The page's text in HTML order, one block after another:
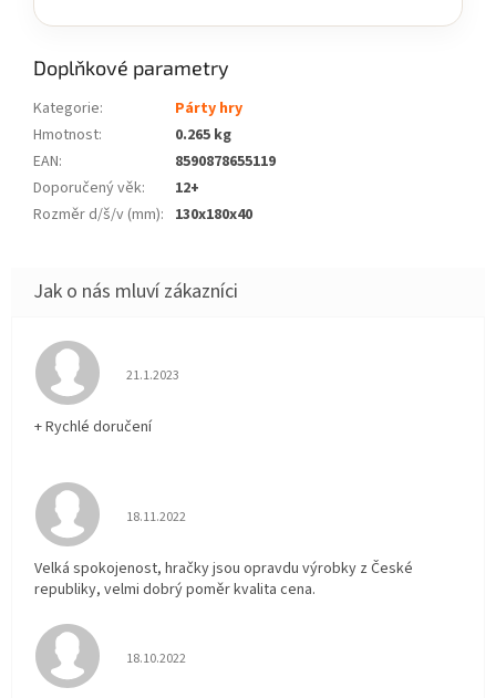
Doplňkové parametry
Kategorie:
Párty hry
Hmotnost:
0.265 kg
EAN:
8590878655119
Doporučený věk:
12+
Rozměr d/š/v (mm): 130x180x40
Hodnocení obchodu je 5 z 5 hvězdiček.
21.1.2023
+ Rychlé doručení
Hodnocení obchodu je 5 z 5 hvězdiček.
18.11.2022
Velká spokojenost, hračky jsou opravdu výrobky z České
republiky, velmi dobrý poměr kvalita cena.
Hodnocení obchodu je 5 z 5 hvězdiček.
18.10.2022